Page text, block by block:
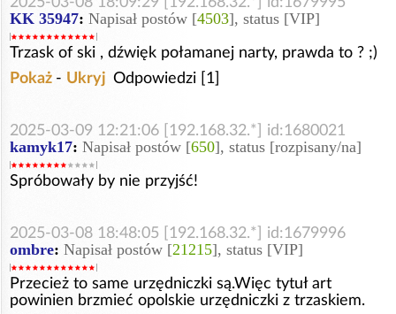
KK 35947: Napisał postów [4503], status [VIP]
Trzask of ski , dźwięk połamanej narty, prawda to ? ;)
Pokaż - Ukryj Odpowiedzi [1]
2025-03-09 12:21:06 [192.168.32.*] id:1680021
kamyk17: Napisał postów [650], status [rozpisany/na]
Spróbowały by nie przyjść!
2025-03-08 18:48:05 [192.168.32.*] id:1679996
ombre: Napisał postów [21215], status [VIP]
Przecież to same urzędniczki są.Więc tytuł art
powinien brzmieć opolskie urzędniczki z trzaskiem.